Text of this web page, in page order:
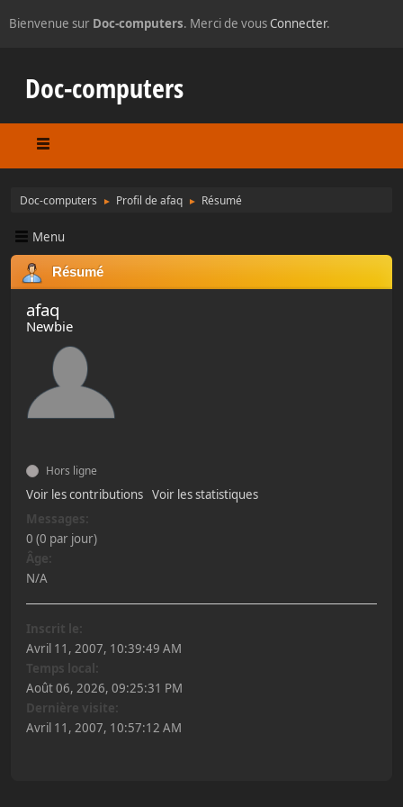
Bienvenue sur Doc-computers. Merci de vousConnecter.
Doc-computers
Doc-computers ► Profil de afaq ► Résumé
Menu
Résumé
afaq
Newbie
Hors ligne
Voir les contributions Voir les statistiques
Messages:
0 (0 par jour)
Âge:
N/A
Inscrit le:
Avril 11, 2007, 10:39:49 AM
Temps local:
Août 06, 2026, 09:25:31 PM
Dernière visite:
Avril 11, 2007, 10:57:12 AM